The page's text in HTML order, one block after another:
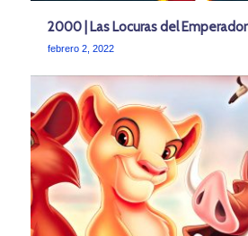
2000 | Las Locuras del Emperador
febrero 2, 2022